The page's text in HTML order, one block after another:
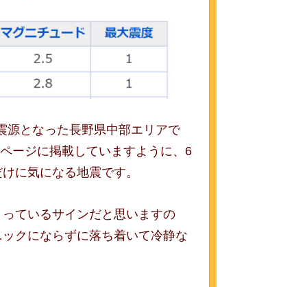
源となった長野県中部エリアで
ージに掲載していますように、6
に気になる地震です。
ているサインだと思いますの
クにならずに落ち着いて冷静な